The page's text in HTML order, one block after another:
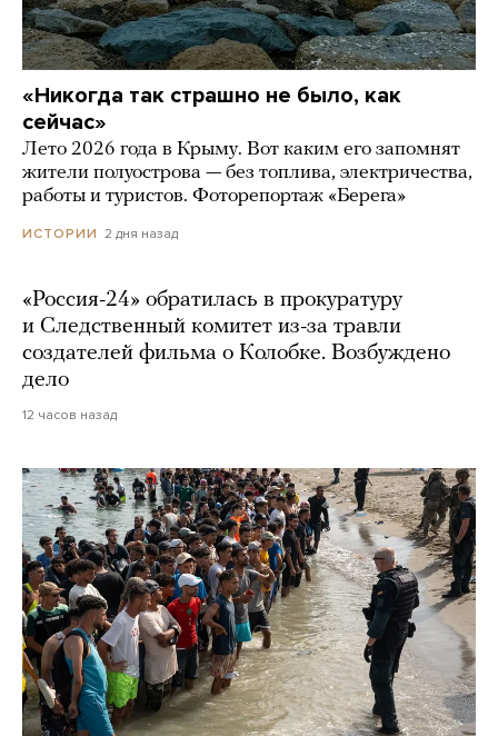
«Никогда так страшно не было, как
сейчас»
Лето 2026 года в Крыму. Вот каким его запомнят
жители полуострова — без топлива, электричества,
работы и туристов. Фоторепортаж «Берега»
ИСТОРИИ 2 дня назад
«Россия-24» обратилась в прокуратуру
и Следственный комитет из-за травли
создателей фильма о Колобке. Возбуждено
дело
12 часов назад